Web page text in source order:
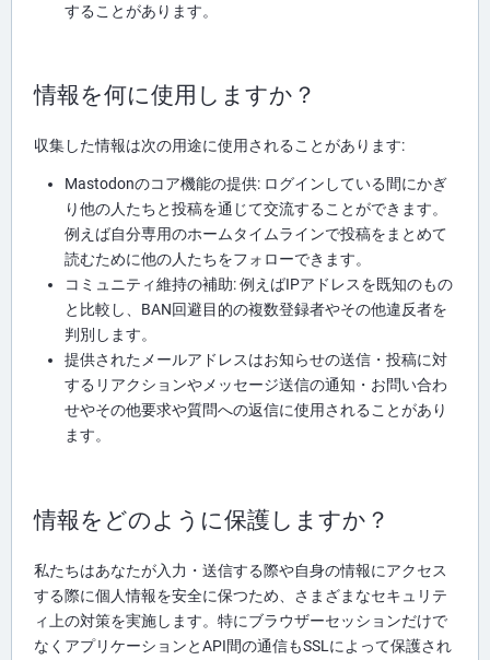
することがあります。
情報を何に使用しますか？
収集した情報は次の用途に使用されることがあります:
Mastodonのコア機能の提供: ログインしている間にかぎ
り他の人たちと投稿を通じて交流することができます。
例えば自分専用のホームタイムラインで投稿をまとめて
読むために他の人たちをフォローできます。
コミュニティ維持の補助: 例えばIPアドレスを既知のもの
と比較し、BAN回避目的の複数登録者やその他違反者を
判別します。
提供されたメールアドレスはお知らせの送信・投稿に対
するリアクションやメッセージ送信の通知・お問い合わ
せやその他要求や質問への返信に使用されることがあり
ます。
情報をどのように保護しますか？
私たちはあなたが入力・送信する際や自身の情報にアクセス
する際に個人情報を安全に保つため、さまざまなセキュリテ
ィ上の対策を実施します。特にブラウザーセッションだけで
なくアプリケーションとAPI間の通信もSSLによって保護され